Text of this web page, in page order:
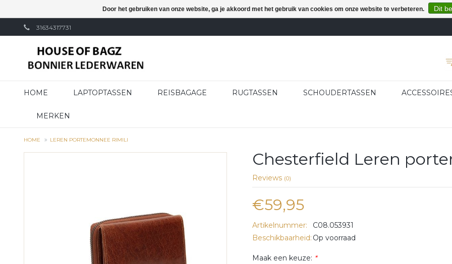
31634317731
HOME LAPTOPTASSEN REISBAGAGE RUGTASSEN SCHOUDERTASSEN
MERKEN
HOME LEREN PORTEMONNEE RIMILI
Chesterfield Leren
Reviews (0)
€59,95
Artikelnummer:
C08.053931
Beschikbaarheid: Op voorraad
Maak een keuze: *
Door het gebruiken van onze website, ga je akkoord met het gebruik van cookies om onze website te verbeteren. Dit